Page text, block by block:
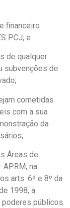
financeiro
PCJ; e
de qualquer
subvenções de
cometidas
com a sua
da
Áreas de
APRM, na
arts. 6º e 8º da
1998, a
poderes públicos